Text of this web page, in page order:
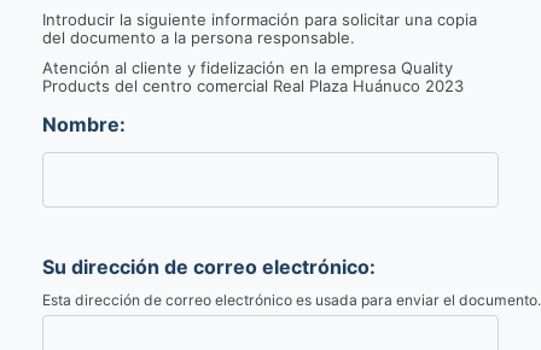
Introducir la siguiente información para solicitar una copia
del documento a la persona responsable.
Atención al cliente y fidelización en la empresa Quality
Products del centro comercial Real Plaza Huánuco 2023
Nombre:
Su dirección de correo electrónico:
Esta dirección de correo electrónico es usada para enviar el documento.